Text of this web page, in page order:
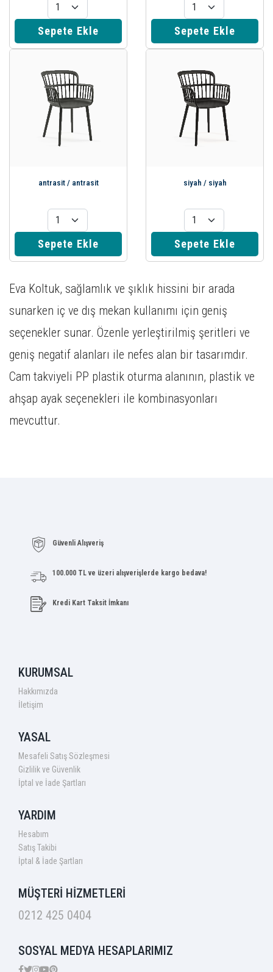
Sepete Ekle Sepete Ekle
antrasit / antrasit
Sepete Ekle
siyah / siyah
Sepete Ekle
Eva Koltuk, sağlamlık ve şıklık hissini bir arada
sunarken iç ve dış mekan kullanımı için geniş
seçenekler sunar. Özenle yerleştirilmiş şeritleri ve
geniş negatif alanları ile nefes alan bir tasarımdır.
Cam takviyeli PP plastik oturma alanının, plastik ve
ahşap ayak seçenekleri ile kombinasyonları
mevcuttur.
Güvenli Alışveriş
100.000 TL ve üzeri alışverişlerde kargo bedava!
Kredi Kart Taksit İmkanı
KURUMSAL
Hakkımızda
İletişim
YASAL
Mesafeli Satış Sözleşmesi
Gizlilik ve Güvenlik
İptal ve İade Şartları
YARDIM
Hesabım
Satış Takibi
İptal & İade Şartları
MÜŞTERİ HİZMETLERİ
0212 425 0404
SOSYAL MEDYA HESAPLARIMIZ